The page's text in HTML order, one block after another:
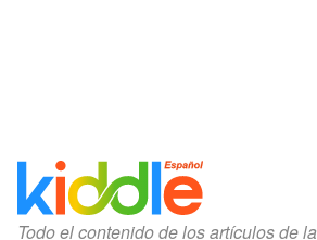
Todo el contenido de los artículos de la